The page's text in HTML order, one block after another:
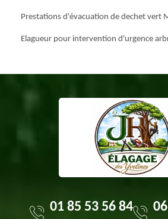
Prestations d'évacuation de dechet vert
Elagueur pour intervention d'urgence
01 85 53 56 84